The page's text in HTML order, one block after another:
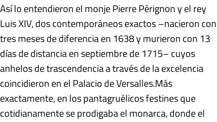
Así lo entendieron el monje Pierre Pérignon y el rey
Luis XIV, dos contemporáneos exactos –nacieron con
tres meses de diferencia en 1638 y murieron con 13
días de distancia en septiembre de 1715– cuyos
anhelos de trascendencia a través de la excelencia
coincidieron en el Palacio de Versalles.Más
exactamente, en los pantagruélicos festines que
cotidianamente se prodigaba el monarca, donde el